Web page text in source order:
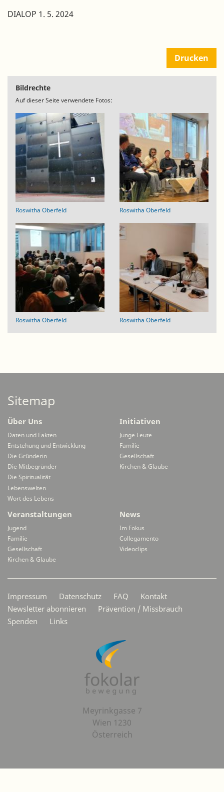
DIALOP 1. 5. 2024
Drucken
Bildrechte
Auf dieser Seite verwendete Fotos:
Roswitha Oberfeld Roswitha Oberfeld
Roswitha Oberfeld Roswitha Oberfeld
Sitemap
Über Uns
Daten und Fakten
Entstehung und Entwicklung
Die Gründerin
Die Mitbegründer
Die Spiritualität
Lebenswelten
Wort des Lebens
Initiativen
Junge Leute
Familie
Gesellschaft
Kirchen & Glaube
Veranstaltungen
Jugend
Familie
Gesellschaft
Kirchen & Glaube
News
Im Fokus
Collegamento
Videoclips
Impressum Datenschutz FAQ
Kontakt
Newsletter abonnieren
Prävention / Missbrauch
Spenden
Links
Meyrinkgasse 7
Wien 1230
Österreich